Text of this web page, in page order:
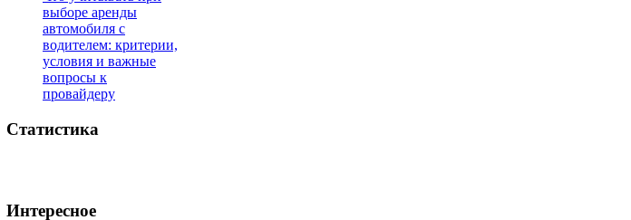
выборе аренды
автомобиля с
водителем: критерии,
условия и важные
вопросы к
провайдеру
Статистика
Интересное